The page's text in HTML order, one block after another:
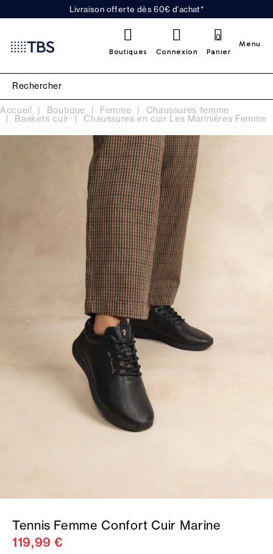
Livraison offerte dès 60€ d'achat*
Boutiques Connexion Panier
0
Menu
Accueil Boutique Femme Chaussures femme
Baskets cuir Chaussures en cuir Les Marinières Femme
Tennis Femme Confort Cuir Marine
119,99 €